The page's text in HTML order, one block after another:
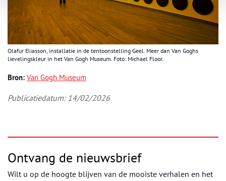
Olafur Eliasson, installatie in de tentoonstelling Geel. Meer dan Van Goghs
lievelingskleur in het Van Gogh Museum. Foto: Michael Floor.
Bron: Van Gogh Museum
Publicatiedatum: 14/02/2026
Ontvang de nieuwsbrief
Wilt u op de hoogte blijven van de mooiste verhalen en het